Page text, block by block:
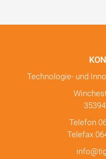
Technologie- und
Telefon
Telefax